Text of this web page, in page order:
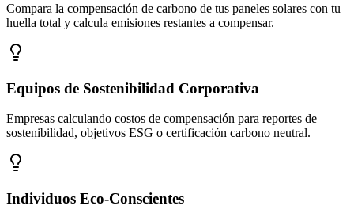
Compara la compensación de carbono de tus paneles solares con tu
huella total y calcula emisiones restantes a compensar.
Equipos de Sostenibilidad Corporativa
Empresas calculando costos de compensación para reportes de
sostenibilidad, objetivos ESG o certificación carbono neutral.
Individuos Eco-Conscientes